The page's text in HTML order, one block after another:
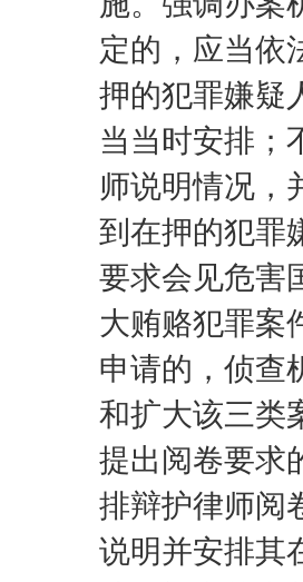
定的，应当依
押的犯罪嫌疑
当当时安排；
师说明情况，
到在押的犯罪
要求会见危害
大贿赂犯罪案
申请的，侦查
和扩大该三类
提出阅卷要求
排辩护律师阅
说明并安排其